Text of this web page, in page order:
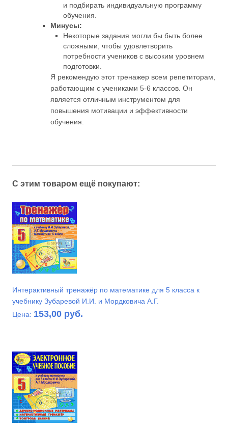
и подбирать индивидуальную программу
обучения.
Минусы:
Некоторые задания могли бы быть более
сложными, чтобы удовлетворить
потребности учеников с высоким уровнем
подготовки.
Я рекомендую этот тренажер всем репетиторам,
работающим с учениками 5-6 классов. Он
является отличным инструментом для
повышения мотивации и эффективности
обучения.
С этим товаром ещё покупают:
Интерактивный тренажёр по математике для 5 класса к
учебнику Зубаревой И.И. и Мордковича А.Г.
Цена: 153,00 руб.